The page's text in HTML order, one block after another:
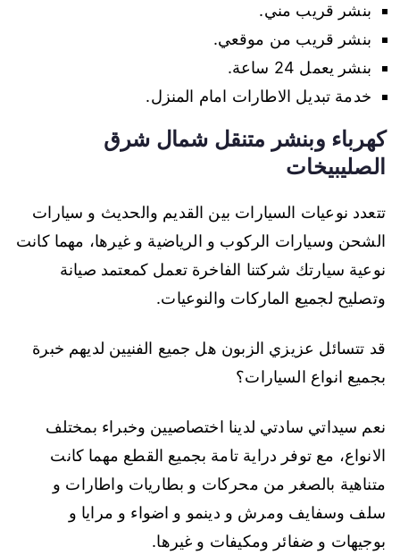
بنشر قريب مني.
بنشر قريب من موقعي.
بنشر يعمل 24 ساعة.
خدمة تبديل الاطارات امام المنزل.
كهرباء وبنشر متنقل شمال شرق
الصليبيخات
تتعدد نوعيات السيارات بين القديم والحديث و سيارات
الشحن وسيارات الركوب و الرياضية و غيرها، مهما كانت
نوعية سيارتك شركتنا الفاخرة تعمل كمعتمد صيانة
وتصليح لجميع الماركات والنوعيات.
قد تتسائل عزيزي الزبون هل جميع الفنيين لديهم خبرة
بجميع انواع السيارات؟
نعم سيداتي سادتي لدينا اختصاصيين وخبراء بمختلف
الانواع، مع توفر دراية تامة بجميع القطع مهما كانت
متناهية بالصغر من محركات و بطاريات واطارات و
سلف وسفايف ومرش و دينمو و اضواء و مرايا و
بوجيهات و ضفائر ومكيفات و غيرها.